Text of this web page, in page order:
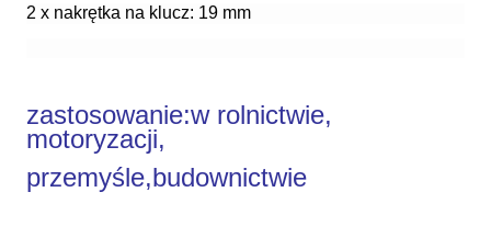
2 x nakrętka na klucz: 19 mm
zastosowanie:w rolnictwie,
motoryzacji,
przemyśle,budownictwie